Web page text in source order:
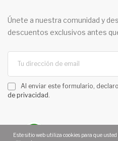
Únete a nuestra comunidad y
descuentos exclusivos antes
Al enviar este formulario,
de privacidad
Este sitio web utiliza cookies para que